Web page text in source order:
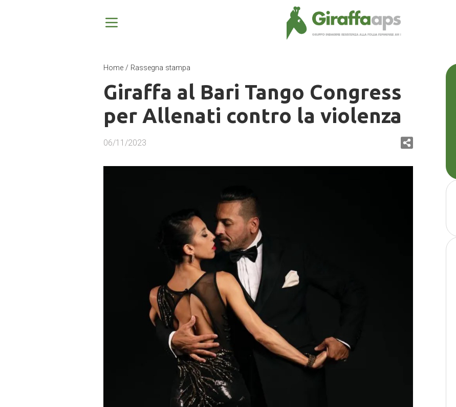
Home/ Rassegna stampa
Giraffa al Bari Tango Congress
per Allenati contro la violenza
06/11/2023